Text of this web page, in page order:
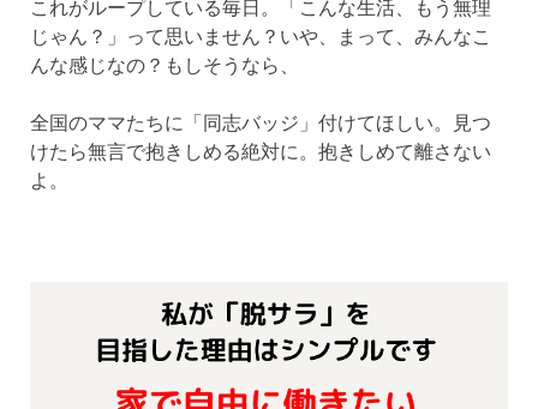
これがループしている毎日。「こんな生活、もう無理
じゃん？」って思いません？いや、まって、みんなこ
んな感じなの？もしそうなら、
全国のママたちに「同志バッジ」付けてほしい。見つ
けたら無言で抱きしめる絶対に。抱きしめて離さない
よ。